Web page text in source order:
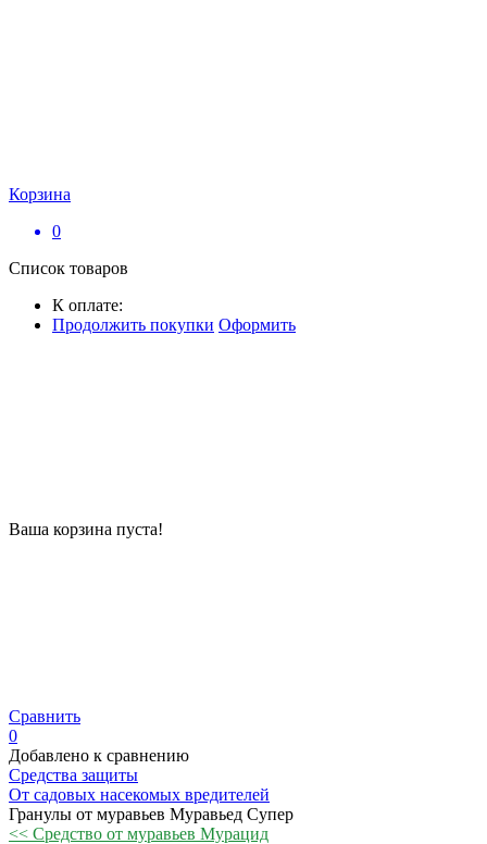
Корзина
0
Список товаров
К оплате:
Продолжить покупки Оформить
Ваша корзина пуста!
Сравнить
0
Добавлено к сравнению
Средства защиты
От садовых насекомых вредителей
Гранулы от муравьев Муравьед Супер
<< Средство от муравьев Мурацид